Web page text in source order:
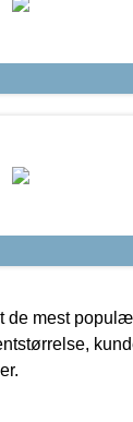
de mest